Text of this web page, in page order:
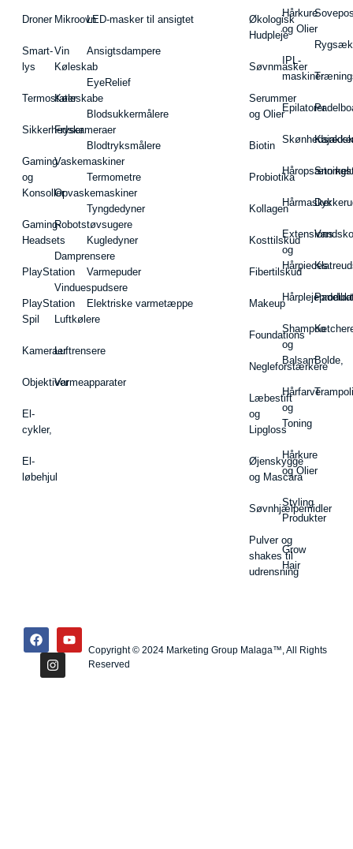
Droner
Smart-
lys
Termostater
Sikkerhedskameraer
Gaming
og
Konsoller
Gaming-
Headsets
PlayStation
PlayStation
Spil
Kameraer
Objektiver
El-
cykler,
El-
løbehjul
Mikroovn
Vin
Køleskab
Køleskabe
Fryser
Vaskemaskiner
Opvaskemaskiner
Robotstøvsugere
Damprensere
Vinduespudsere
Luftkølere
Luftrensere
Varmeapparater
LED-masker til ansigtet
Ansigtsdampere
EyeRelief
Blodsukkermålere
Blodtryksmålere
Termometre
Tyngdedyner
Kugledyner
Varmepuder
Elektriske varmetæppe
Økologisk
Hudpleje
Søvnmasker
Serummer
og Olier
Biotin
Probiotika
Kollagen
Kosttilskud
Fibertilskud
Makeup
Foundations
Negleforstærkere
Læbestift
og
Lipgloss
Øjenskygge
og Mascara
Søvnhjælpemidler
Pulver og
shakes til
udrensning
Hårkure
og Olier
IPL-
maskiner
Epilatorer
Hårmasker
Extensions
og
Hårpieces
Shampoo
og
Balsam
Hårfarve
og
Toning
Hårkure
og Olier
Styling
Produkter
Grow
Hair
Vandsko
Bolde,
Copyright © 2024 Marketing Group Malaga™, All Rights
Reserved